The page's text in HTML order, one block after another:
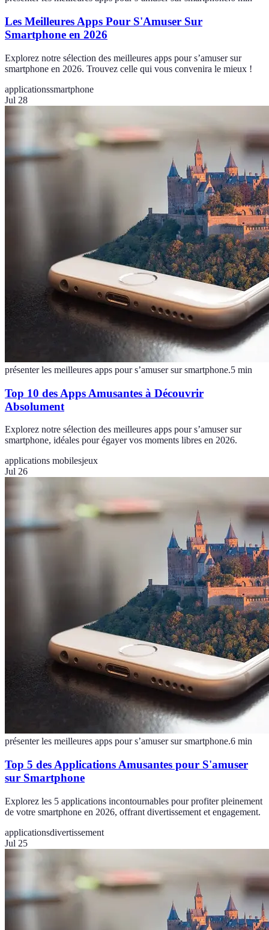
Les Meilleures Apps Pour S'Amuser Sur
Smartphone en 2026
Explorez notre sélection des meilleures apps pour s’amuser sur
smartphone en 2026. Trouvez celle qui vous convenira le mieux !
applicationssmartphone
Jul 28
présenter les meilleures apps pour s’amuser sur smartphone.5 min
Top 10 des Apps Amusantes à Découvrir
Absolument
Explorez notre sélection des meilleures apps pour s’amuser sur
smartphone, idéales pour égayer vos moments libres en 2026.
applications mobilesjeux
Jul 26
présenter les meilleures apps pour s’amuser sur smartphone.6 min
Top 5 des Applications Amusantes pour S'amuser
sur Smartphone
Explorez les 5 applications incontournables pour profiter pleinement
de votre smartphone en 2026, offrant divertissement et engagement.
applicationsdivertissement
Jul 25